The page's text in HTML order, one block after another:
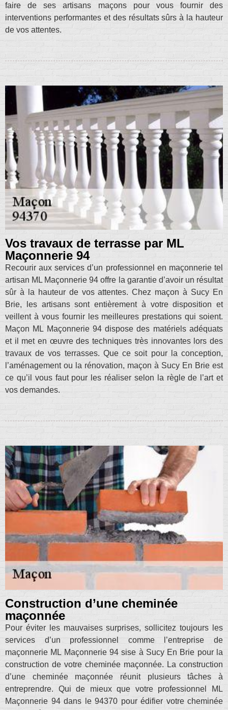
faire de ses artisans maçons pour vous fournir des
interventions performantes et des résultats sûrs à la hauteur
de vos attentes.
Vos travaux de terrasse par ML
Maçonnerie 94
Recourir aux services d’un professionnel en maçonnerie tel
artisan ML Maçonnerie 94 offre la garantie d’avoir un résultat
sûr à la hauteur de vos attentes. Chez maçon à Sucy En
Brie, les artisans sont entièrement à votre disposition et
veillent à vous fournir les meilleures prestations qui soient.
Maçon ML Maçonnerie 94 dispose des matériels adéquats
et il met en œuvre des techniques très innovantes lors des
travaux de vos terrasses. Que ce soit pour la conception,
l’aménagement ou la rénovation, maçon à Sucy En Brie est
ce qu’il vous faut pour les réaliser selon la règle de l’art et
vos demandes.
Construction d’une cheminée
maçonnée
Pour éviter les mauvaises surprises, sollicitez toujours les
services d’un professionnel comme l’entreprise de
maçonnerie ML Maçonnerie 94 sise à Sucy En Brie pour la
construction de votre cheminée maçonnée. La construction
d’une cheminée maçonnée réunit plusieurs tâches à
entreprendre. Qui de mieux que votre professionnel ML
Maçonnerie 94 dans le 94370 pour édifier votre cheminée